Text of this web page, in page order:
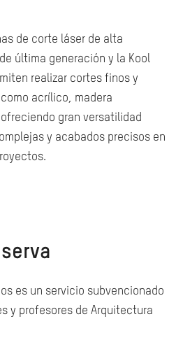
de corte láser de alta
última generación y la Kool
realizar cortes finos y
acrílico, madera
gran versatilidad
y acabados precisos en
es un servicio subvencionado
y profesores de Arquitectura